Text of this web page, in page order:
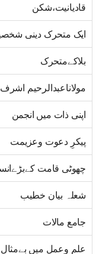
قادیانیت،شکن
ایک متحرک دینی
بلاکےمتحرک
مولاناعبدالرحیم
اپنی ذات میں انجمن
پیکرِ دعوت وعزیمت
چھوٹی قامت
شعلہ بیان خطیب
جامع مالات
علم وعمل میں بےمثال